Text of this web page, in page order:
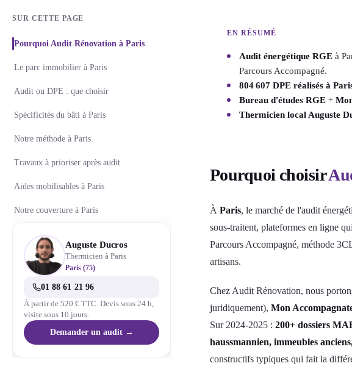
SUR CETTE PAGE
Pourquoi Audit Rénovation à Paris
Le parc immobilier à Paris
Audit ou DPE : que choisir
Spécificités du bâti à Paris
Notre méthode à Paris
Travaux à prioriser après audit
Aides mobilisables à Paris
Notre couverture à Paris
Auguste Ducros
Thermicien à Paris
Paris (75)
01 88 61 21 96
À partir de 520 € TTC. Devis sous 24 h,
visite sous 10 jours.
Demander un audit →
EN RÉSUMÉ
Audit énergétique RGE à
Parcours Accompagné.
804 607 DPE réalisés à
Bureau d'études RGE +
Thermicien local Auguste
Pourquoi choisir
À Paris, le marché de l'audit
sous-traitent, plateformes en ligne
Parcours Accompagné, méthode
artisans.
Chez Audit Rénovation, nous
juridiquement), Mon
Sur 2024-2025 : 200+ dossiers
haussmannien, immeubles
constructifs typiques qui fait la